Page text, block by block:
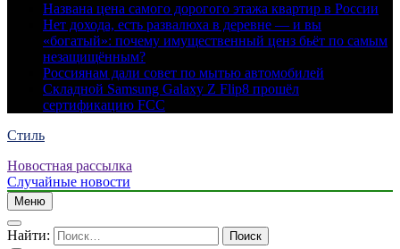
Названа цена самого дорогого этажа квартир в России
Нет дохода, есть развалюха в деревне — и вы
«богатый»: почему имущественный ценз бьёт по самым
незащищённым?
Россиянам дали совет по мытью автомобилей
Складной Samsung Galaxy Z Flip8 прошёл
сертификацию FCC
Стиль
Новостная рассылка
Случайные новости
Меню
Найти: